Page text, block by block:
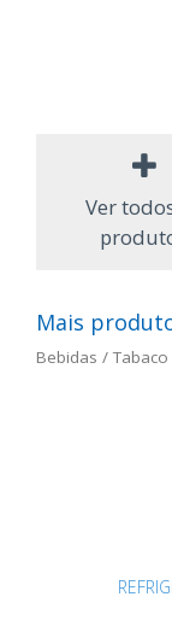
Ver
Mais
Bebidas / Tabaco